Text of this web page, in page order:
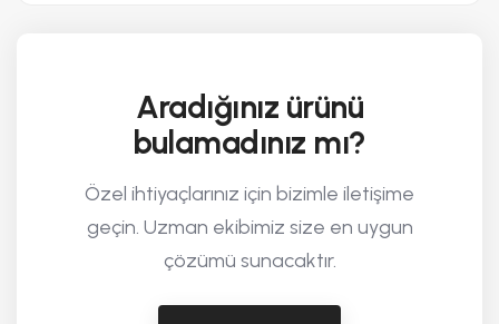
Aradığınız ürünü
bulamadınız mı?
Özel ihtiyaçlarınız için bizimle iletişime
geçin. Uzman ekibimiz size en uygun
çözümü sunacaktır.